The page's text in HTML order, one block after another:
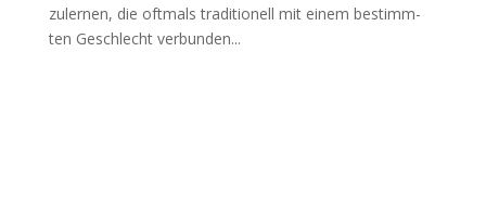
zu­ler­nen, die oft­mals tra­di­tio­nell mit einem bestimm­
ten Geschlecht ver­bun­den...